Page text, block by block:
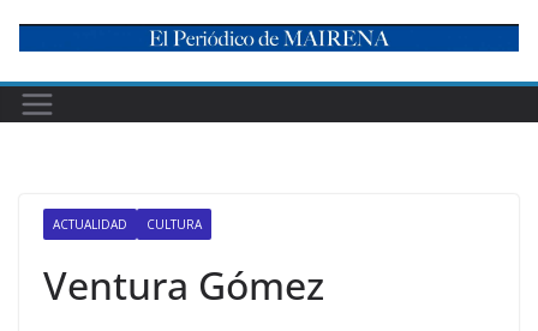
content
ACTUALIDAD CULTURA
Ventura Gómez